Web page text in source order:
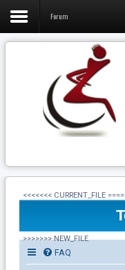
Forum
<<<<<<< CURRENT_FILE
>>>>>>> NEW_FILE
FAQ